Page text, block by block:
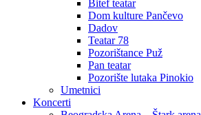
Bitef teatar
Dom kulture Pančevo
Dadov
Teatar 78
Pozorištance Puž
Pan teatar
Pozorište lutaka Pinokio
Umetnici
Koncerti